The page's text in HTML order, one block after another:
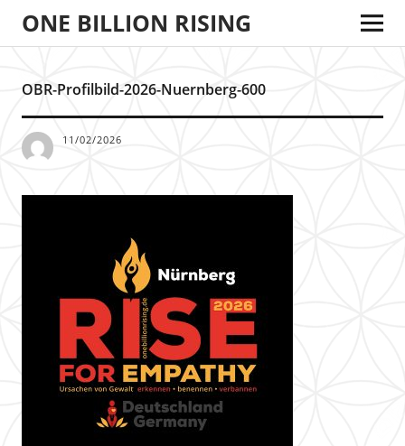
ONE BILLION RISING
OBR-Profilbild-2026-Nuernberg-600
11/02/2026